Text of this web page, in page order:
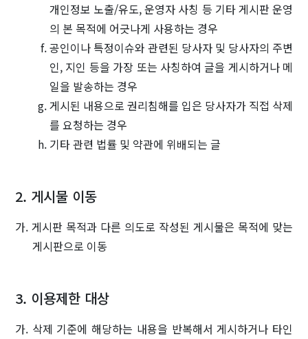
개인정보 노출/유도, 운영자 사칭 등 기타 게시판 운영
의 본 목적에 어긋나게 사용하는 경우
공인이나 특정이슈와 관련된 당사자 및 당사자의 주변
인, 지인 등을 가장 또는 사칭하여 글을 게시하거나 메
일을 발송하는 경우
게시된 내용으로 권리침해를 입은 당사자가 직접 삭제
를 요청하는 경우
기타 관련 법률 및 약관에 위배되는 글
2. 게시물 이동
가. 게시판 목적과 다른 의도로 작성된 게시물은 목적에 맞는
게시판으로 이동
3. 이용제한 대상
가. 삭제 기준에 해당하는 내용을 반복해서 게시하거나 타인